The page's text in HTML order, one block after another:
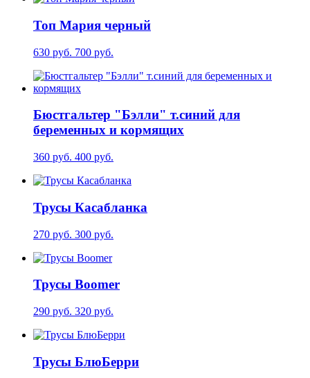
Топ Мария черный
630 руб. 700 руб.
Бюстгальтер "Бэлли" т.синий для
беременных и кормящих
360 руб. 400 руб.
Трусы Касабланка
270 руб. 300 руб.
Трусы Boomer
290 руб. 320 руб.
Трусы БлюБерри